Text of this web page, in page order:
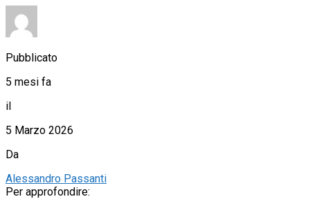
Pubblicato
5 mesi fa
il
5 Marzo 2026
Da
Alessandro Passanti
Per approfondire: